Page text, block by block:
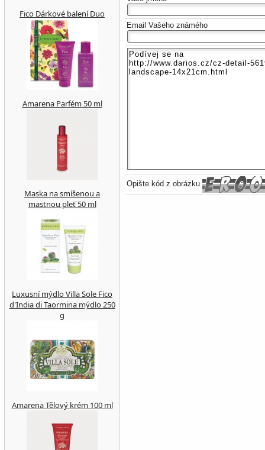
Email Vašeho známého
Opište kód z obrázku
Fico Dárkové balení Duo
Amarena Parfém 50 ml
Maska na smíšenou a
mastnou pleť 50 ml
Luxusní mýdlo Villa Sole Fico
d'India di Taormina mýdlo 250
g
Amarena Tělový krém 100 ml